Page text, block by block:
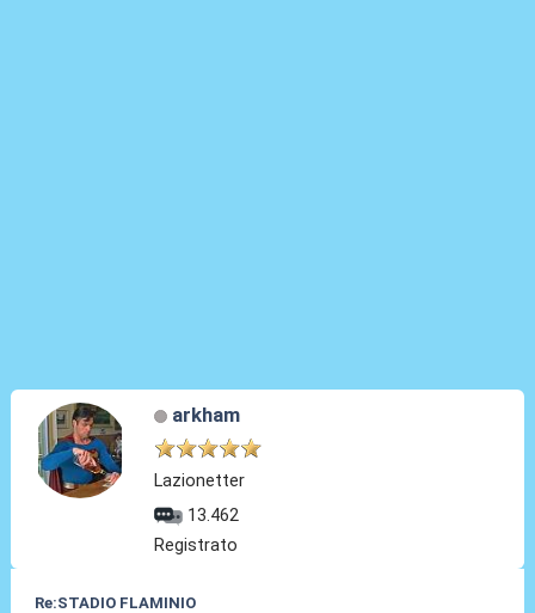
arkham
Lazionetter
13.462
Registrato
Re:STADIO FLAMINIO